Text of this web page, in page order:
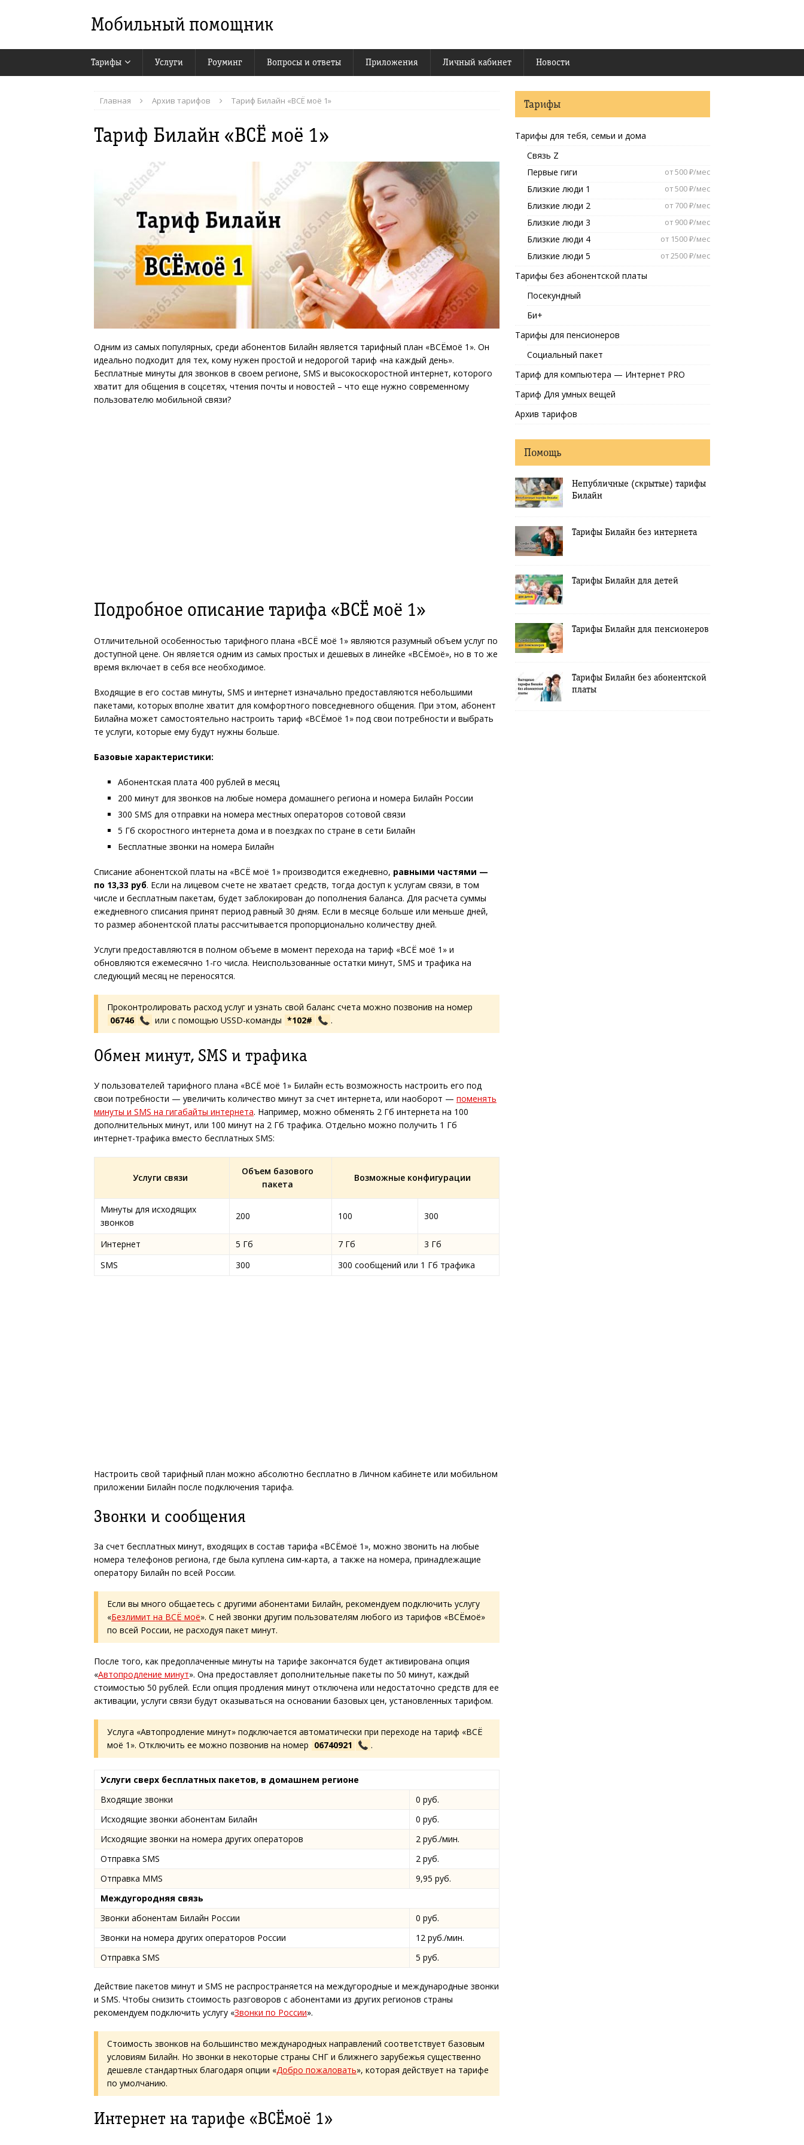
Мобильный помощник
Тарифы Услуги Роуминг Вопросы и ответы Приложения Личный кабинет Новости
Главная Архив тарифов Тариф Билайн «ВСЁ моё 1»
Тариф Билайн «ВСЁ моё 1»
Одним из самых популярных, среди абонентов Билайн является тарифный план «ВСЁмоё 1». Он
идеально подходит для тех, кому нужен простой и недорогой тариф «на каждый день».
Бесплатные минуты для звонков в своем регионе, SMS и высокоскоростной интернет, которого
хватит для общения в соцсетях, чтения почты и новостей – что еще нужно современному
пользователю мобильной связи?
Подробное описание тарифа «ВСЁ моё 1»
Отличительной особенностью тарифного плана «ВСЁ моё 1» являются разумный объем услуг по
доступной цене. Он является одним из самых простых и дешевых в линейке «ВСЁмоё», но в то же
время включает в себя все необходимое.
Входящие в его состав минуты, SMS и интернет изначально предоставляются небольшими
пакетами, которых вполне хватит для комфортного повседневного общения. При этом, абонент
Билайна может самостоятельно настроить тариф «ВСЁмоё 1» под свои потребности и выбрать
те услуги, которые ему будут нужны больше.
Базовые характеристики:
Абонентская плата 400 рублей в месяц
200 минут для звонков на любые номера домашнего региона и номера Билайн России
300 SMS для отправки на номера местных операторов сотовой связи
5 Гб скоростного интернета дома и в поездках по стране в сети Билайн
Бесплатные звонки на номера Билайн
Списание абонентской платы на «ВСЁ моё 1» производится ежедневно, равными частями —
по 13,33 руб. Если на лицевом счете не хватает средств, тогда доступ к услугам связи, в том
числе и бесплатным пакетам, будет заблокирован до пополнения баланса. Для расчета суммы
ежедневного списания принят период равный 30 дням. Если в месяце больше или меньше дней,
то размер абонентской платы рассчитывается пропорционально количеству дней.
Услуги предоставляются в полном объеме в момент перехода на тариф «ВСЁ моё 1» и
обновляются ежемесячно 1-го числа. Неиспользованные остатки минут, SMS и трафика на
следующий месяц не переносятся.
Проконтролировать расход услуг и узнать свой баланс счета можно позвонив на номер
06746
или с помощью USSD-команды *102# .
Обмен минут, SMS и трафика
У пользователей тарифного плана «ВСЁ моё 1» Билайн есть возможность настроить его под
свои потребности — увеличить количество минут за счет интернета, или наоборот — поменять
минуты и SMS на гигабайты интернета. Например, можно обменять 2 Гб интернета на 100
дополнительных минут, или 100 минут на 2 Гб трафика. Отдельно можно получить 1 Гб
интернет-трафика вместо бесплатных SMS:
Услуги связи
Объем базового
пакета
Возможные конфигурации
Минуты для исходящих
звонков
200 100 300
Интернет 5 Гб 7 Гб
3 Гб
SMS
300 300 сообщений или 1 Гб трафика
Настроить свой тарифный план можно абсолютно бесплатно в Личном кабинете или мобильном
приложении Билайн после подключения тарифа.
Звонки и сообщения
За счет бесплатных минут, входящих в состав тарифа «ВСЁмоё 1», можно звонить на любые
номера телефонов региона, где была куплена сим-карта, а также на номера, принадлежащие
оператору Билайн по всей России.
Если вы много общаетесь с другими абонентами Билайн, рекомендуем подключить услугу
«Безлимит на ВСЁ моё». С ней звонки другим пользователям любого из тарифов «ВСЁмоё»
по всей России, не расходуя пакет минут.
После того, как предоплаченные минуты на тарифе закончатся будет активирована опция
«Автопродление минут». Она предоставляет дополнительные пакеты по 50 минут, каждый
стоимостью 50 рублей. Если опция продления минут отключена или недостаточно средств для ее
активации, услуги связи будут оказываться на основании базовых цен, установленных тарифом.
Услуга «Автопродление минут» подключается автоматически при переходе на тариф «ВСЁ
моё 1». Отключить ее можно позвонив на номер 06740921 .
Услуги сверх бесплатных пакетов, в домашнем регионе
Входящие звонки
0 руб.
Исходящие звонки абонентам Билайн
0 руб.
Исходящие звонки на номера других операторов
2 руб./мин.
Отправка SMS
2 руб.
Отправка MMS
9,95 руб.
Междугородняя связь
Звонки абонентам Билайн России
0 руб.
Звонки на номера других операторов России
12 руб./мин.
Отправка SMS
5 руб.
Действие пакетов минут и SMS не распространяется на междугородные и международные звонки
и SMS. Чтобы снизить стоимость разговоров с абонентами из других регионов страны
рекомендуем подключить услугу «Звонки по России».
Стоимость звонков на большинство международных направлений соответствует базовым
условиям Билайн. Но звонки в некоторые страны СНГ и ближнего зарубежья существенно
дешевле стандартных благодаря опции «Добро пожаловать», которая действует на тарифе
по умолчанию.
Интернет на тарифе «ВСЁмоё 1»
Тарифы
Тарифы для тебя, семьи и дома
Связь Z
Первые гиги
от 500 ₽/мес
Близкие люди 1 от 500 ₽/мес
Близкие люди 2 от 700 ₽/мес
Близкие люди 3 от 900 ₽/мес
Близкие люди 4 от 1500 ₽/мес
Близкие люди 5 от 2500 ₽/мес
Тарифы без абонентской платы
Посекундный
Би+
Тарифы для пенсионеров
Социальный пакет
Тариф для компьютера — Интернет PRO
Тариф Для умных вещей
Архив тарифов
Помощь
Непубличные (скрытые) тарифы
Билайн
Тарифы Билайн без интернета
Тарифы Билайн для детей
Тарифы Билайн для пенсионеров
Тарифы Билайн без абонентской
платы